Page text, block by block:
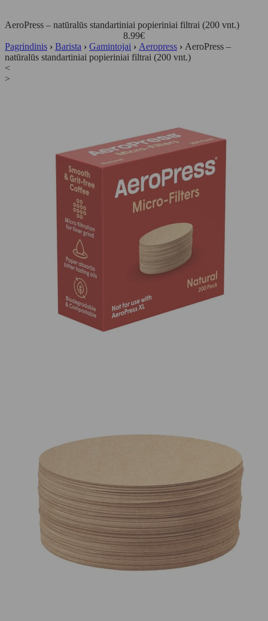
AeroPress – natūralūs standartiniai popieriniai filtrai (200 vnt.)
8.99€
Pagrindinis › Barista › Gamintojai › Aeropress › AeroPress –
natūralūs standartiniai popieriniai filtrai (200 vnt.)
<
>